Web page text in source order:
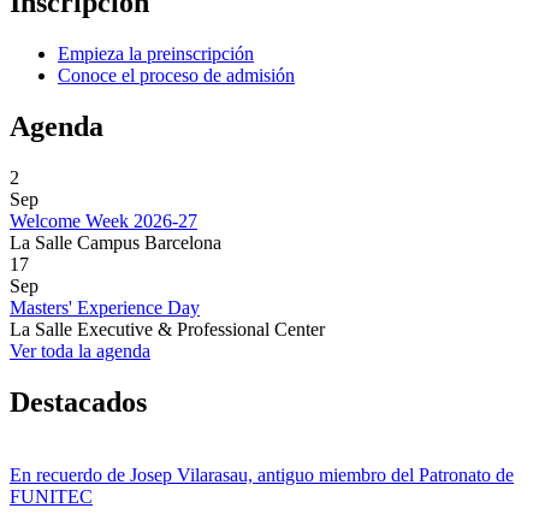
Empieza la preinscripción
Conoce el proceso de admisión
Agenda
2
Sep
Welcome Week 2026-27
La Salle Campus Barcelona
17
Sep
Masters' Experience Day
La Salle Executive & Professional Center
Ver toda la agenda
Destacados
En recuerdo de Josep Vilarasau, antiguo miembro del Patronato de
FUNITEC